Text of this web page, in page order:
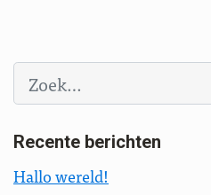
Zoeken
Recente berichten
Hallo wereld!